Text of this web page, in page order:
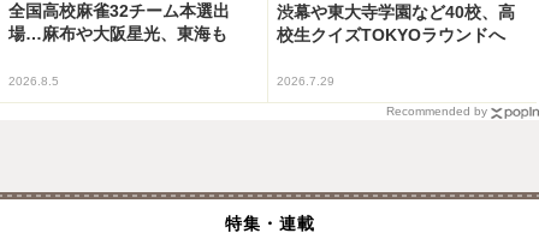
全国高校麻雀32チーム本選出
場…麻布や大阪星光、東海も
2026.8.5
渋幕や東大寺学園など40校、高
校生クイズTOKYOラウンドへ
2026.7.29
Recommended by
特集・連載